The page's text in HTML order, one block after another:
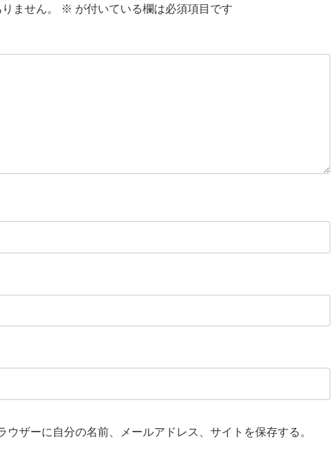
ません。 ※ が付いている欄は必須項目です
ザーに自分の名前、メールアドレス、サイトを保存する。